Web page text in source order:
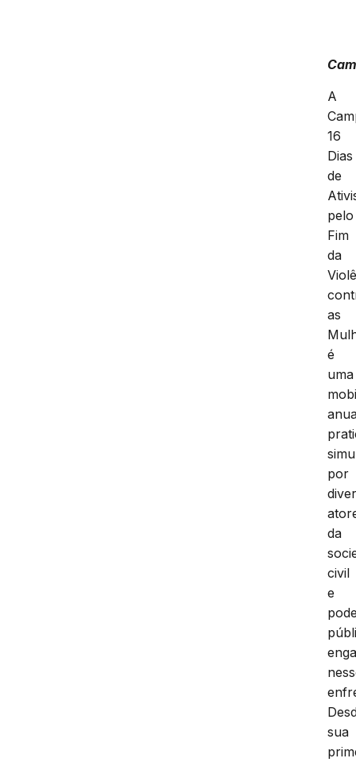
A
16
Dias
de
pelo
Fim
da
as
é
uma
por
da
civil
e
sua